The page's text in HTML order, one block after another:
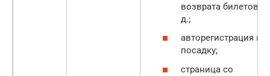
возврата билетов и
д.;
авторегистрация на
посадку;
страница со